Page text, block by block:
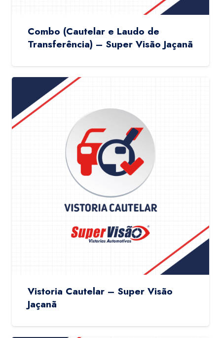
Combo (Cautelar e Laudo de
Transferência) – Super Visão Jaçanã
Vistoria Cautelar – Super Visão
Jaçanã